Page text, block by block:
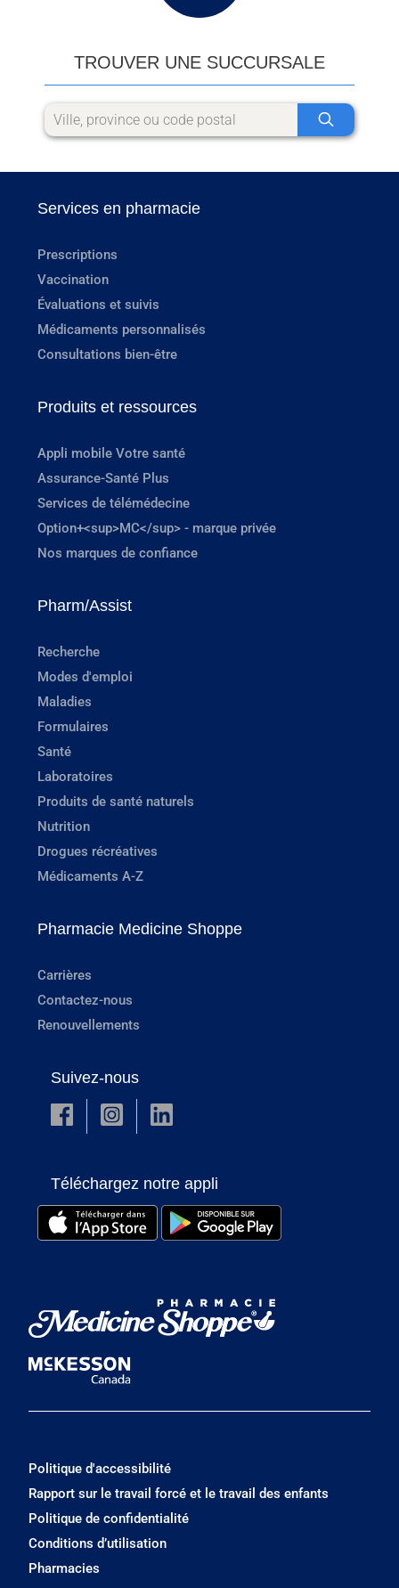
TROUVER UNE SUCCURSALE
Services en pharmacie
Prescriptions
Vaccination
Évaluations et suivis
Médicaments personnalisés
Consultations bien-être
Produits et ressources
Appli mobile Votre santé
Assurance-Santé Plus
Services de télémédecine
Option+<sup>MC</sup> - marque privée
Nos marques de confiance
Pharm/Assist
Recherche
Modes d'emploi
Maladies
Formulaires
Santé
Laboratoires
Produits de santé naturels
Nutrition
Drogues récréatives
Médicaments A-Z
Pharmacie Medicine Shoppe
Carrières
Contactez-nous
Renouvellements
Suivez-nous
Téléchargez notre appli
Politique d'accessibilité
Rapport sur le travail forcé et le travail des enfants
Politique de confidentialité
Conditions d’utilisation
Pharmacies